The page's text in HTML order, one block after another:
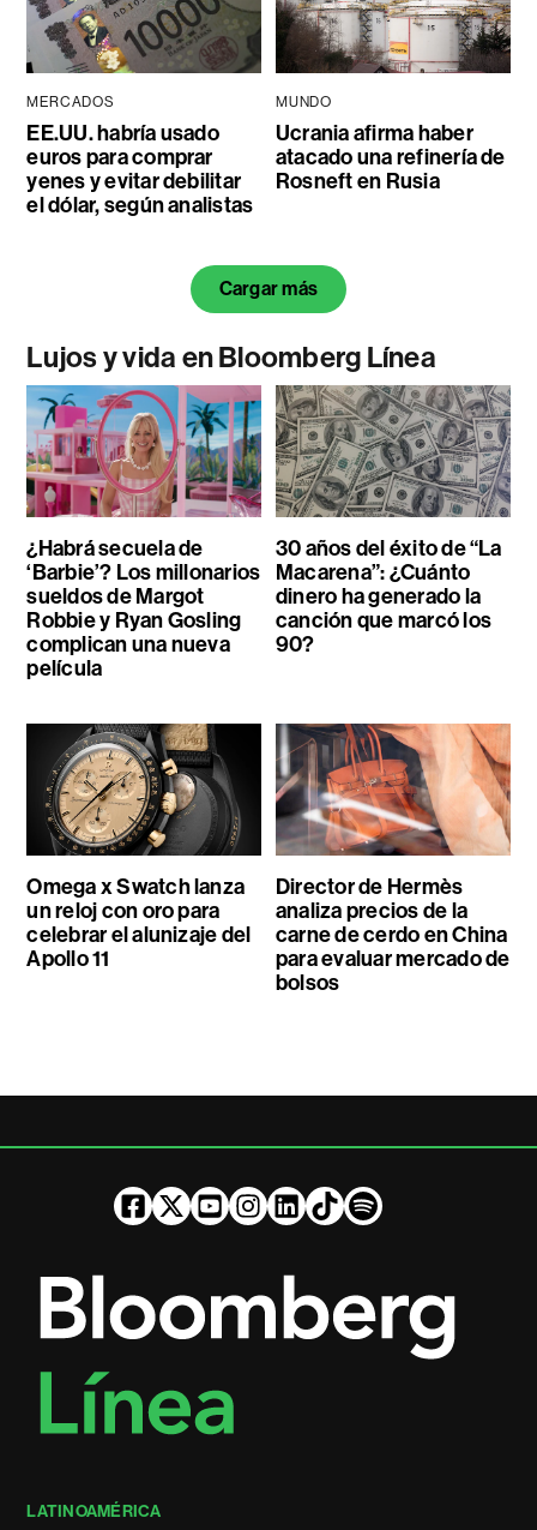
MERCADOS
EE.UU. habría usado
euros para comprar
yenes y evitar debilitar
el dólar, según analistas
MUNDO
Ucrania afirma haber
atacado una refinería de
Rosneft en Rusia
Cargar más
Lujos y vida en Bloomberg Línea
¿Habrá secuela de
‘Barbie’? Los millonarios
sueldos de Margot
Robbie y Ryan Gosling
complican una nueva
película
30 años del éxito de “La
Macarena”: ¿Cuánto
dinero ha generado la
canción que marcó los
90?
Omega x Swatch lanza
un reloj con oro para
celebrar el alunizaje del
Apollo 11
Director de Hermès
analiza precios de la
carne de cerdo en China
para evaluar mercado de
bolsos
LATINOAMÉRICA